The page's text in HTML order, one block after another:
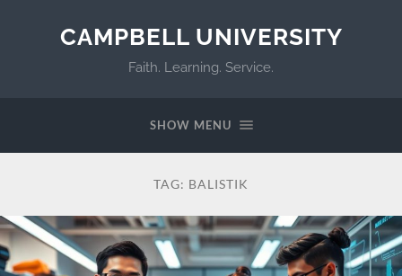
CAMPBELL UNIVERSITY
Faith. Learning. Service.
SHOW MENU
TAG: BALISTIK